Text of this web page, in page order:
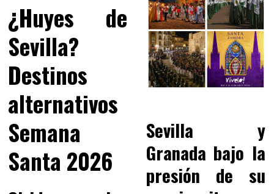
¿Huyes de
Sevilla?
Destinos
alternativos
Semana
Santa 2026
Sevilla y
Granada bajo la
presión de su